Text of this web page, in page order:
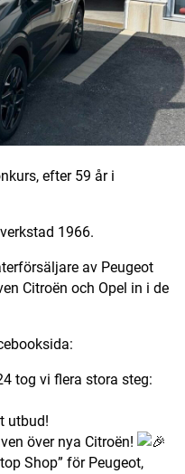
Nyhetsbrev
Det här är vi
Arbeta för oss
efter 59 år i
1966.
av Peugeot
Citroën och Opel in i de
tog vi flera stora steg:
utbud!
över nya Citroën!
Shop” för Peugeot,